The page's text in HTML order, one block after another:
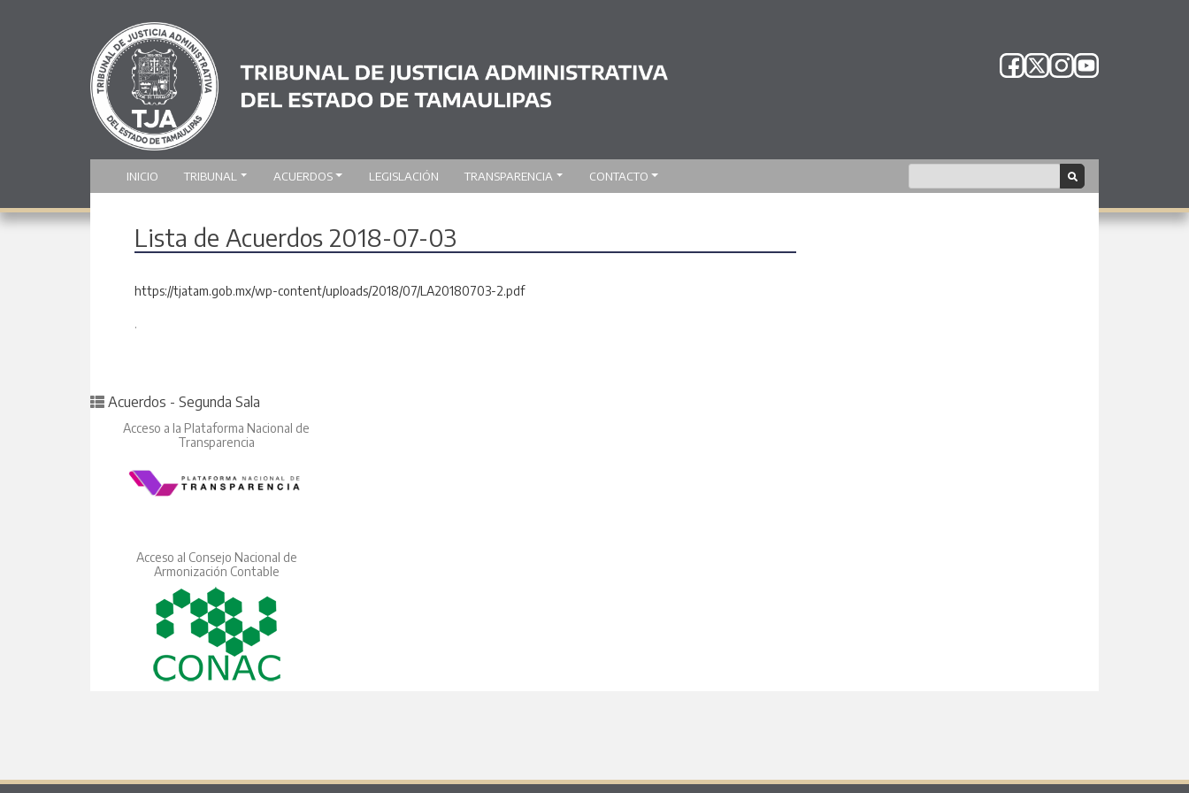
INICIO TRIBUNAL ACUERDOS LEGISLACIÓN TRANSPARENCIA CONTACTO
Lista de Acuerdos 2018-07-03
https://tjatam.gob.mx/wp-content/uploads/2018/07/LA20180703-2.pdf
.
Posted in
Acuerdos - Segunda Sala
Acceso a la Plataforma Nacional de
Transparencia
Acceso al Consejo Nacional de
Armonización Contable